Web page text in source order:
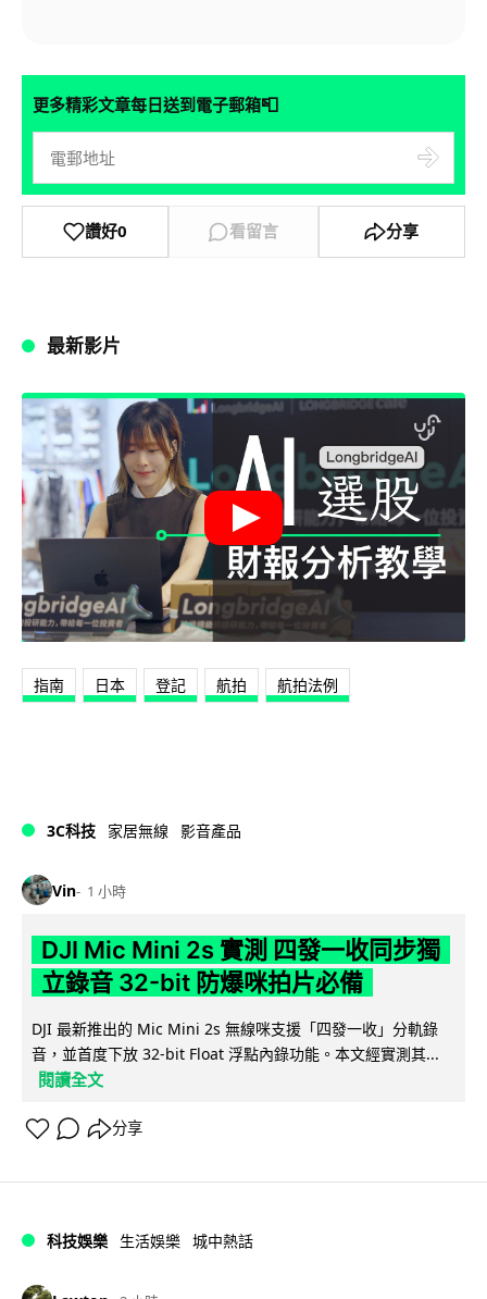
更多精彩文章每日送到電子郵箱📮
讚好0 看留言 分享
最新影片
指南 日本 登記 航拍 航拍法例
3C科技 家居無線 影音產品
Vin 1 小時
DJI Mic Mini 2s 實測 四發一收同步獨
立錄音 32-bit 防爆咪拍片必備
DJI 最新推出的 Mic Mini 2s 無線咪支援「四發一收」分軌錄
音，並首度下放 32-bit Float 浮點內錄功能。本文經實測其...
閱讀全文
分享
科技娛樂 生活娛樂 城中熱話